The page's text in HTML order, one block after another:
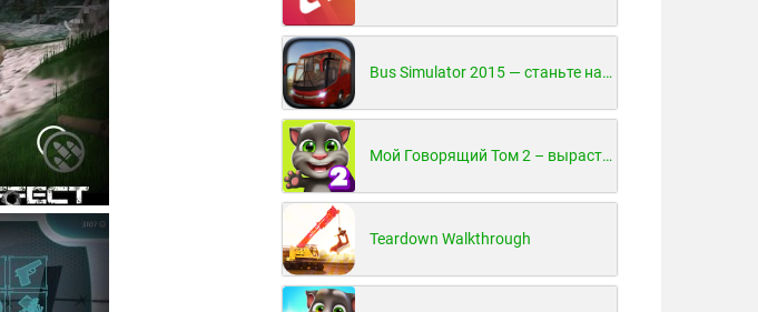
Bus Simulator 2015 — станьте настоящим водителем автобуса!
Мой Говорящий Том 2 – вырасти и воспитай своего котенка
Teardown Walkthrough